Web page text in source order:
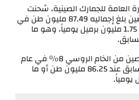
العامة للجمارك الصينية، شحنت
السعودية خاماً إلى الصين بلغ إجماليه 87.49 مليون طن في
عام 2022، أو ما يعادل 1.75 مليون برميل يومياً، وهو ما
بينما ارتفعت واردات الصين من الخام الروسي 8% في عام
2022 مقارنة بالعام السابق عند 86.25 مليون طن أو ما